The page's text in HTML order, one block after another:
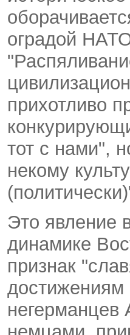
оградой
прихотливо
тот с нами",
некому
Это явление
динамике
признак
достижениям
негерманцев